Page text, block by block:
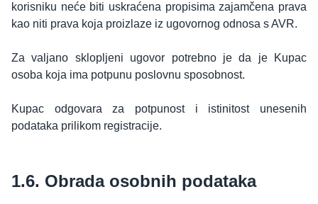
korisniku neće biti uskraćena propisima zajamčena prava
kao niti prava koja proizlaze iz ugovornog odnosa s AVR.
Za valjano sklopljeni ugovor potrebno je da je Kupac
osoba koja ima potpunu poslovnu sposobnost.
Kupac odgovara za potpunost i istinitost unesenih
podataka prilikom registracije.
1.6. Obrada osobnih podataka